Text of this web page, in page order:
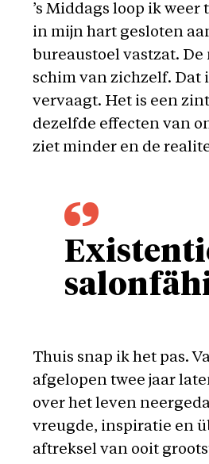
’s Middags loop ik
in mijn hart gesloten
bureaustoel vastzat.
schim van zichzelf. Dat
vervaagt. Het is een
dezelfde effecten van
ziet minder en de
Thuis snap ik het pas.
afgelopen twee jaar
over het leven
vreugde, inspiratie en
aftreksel van ooit